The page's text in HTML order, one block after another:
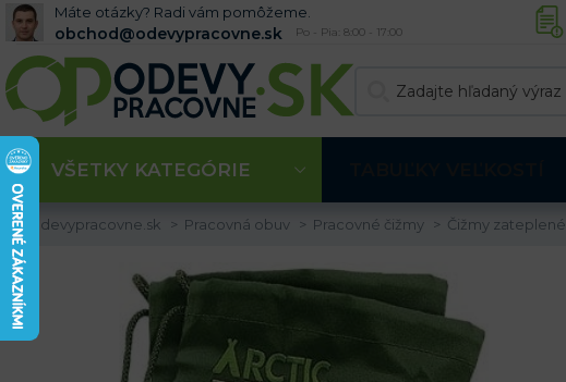
Máte otázky? Radi vám pomôžeme.
obchod@odevypracovne.sk Po - Pia: 8:00 - 17:00
VŠETKY KATEGÓRIE
Odevypracovne.sk Pracovná obuv Pracovné čižmy Čižmy zateplené